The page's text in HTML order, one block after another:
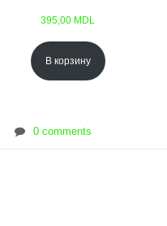
395,00 MDL
В корзину
0 comments